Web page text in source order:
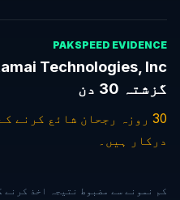
PAKSPEED EVIDENCE
گزشتہ 30 دن
درکار ہیں۔